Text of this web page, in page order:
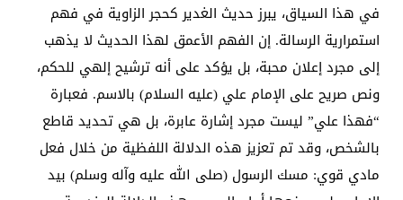
في هذا السياق، يبرز حديث الغدير كحجر الزاوية في فهم
استمرارية الرسالة. إن الفهم الأعمق لهذا الحديث لا يذهب
إلى مجرد إعلان محبة، بل يؤكد على أنه ترشيح إلهي للحكم،
ونص صريح على الإمام علي (عليه السلام) بالاسم. فعبارة
“فهذا علي” ليست مجرد إشارة عابرة، بل هي تحديد قاطع
بالشخص، وقد تم تعزيز هذه الدلالة اللفظية من خلال فعل
مادي قوي: مسك الرسول (صلى الله عليه وآله وسلم) بيد